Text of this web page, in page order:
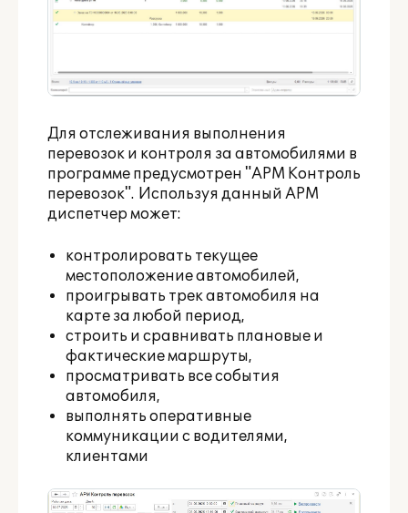
Для отслеживания выполнения
перевозок и контроля за автомобилями в
программе предусмотрен "АРМ Контроль
перевозок". Используя данный АРМ
диспетчер может:
контролировать текущее
местоположение автомобилей,
проигрывать трек автомобиля на
карте за любой период,
строить и сравнивать плановые и
фактические маршруты,
просматривать все события
автомобиля,
выполнять оперативные
коммуникации с водителями,
клиентами